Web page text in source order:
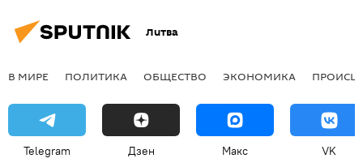
Литва
В МИРЕ ПОЛИТИКА ОБЩЕСТВО ЭКОНОМИКА
Telegram Дзен Макс VK